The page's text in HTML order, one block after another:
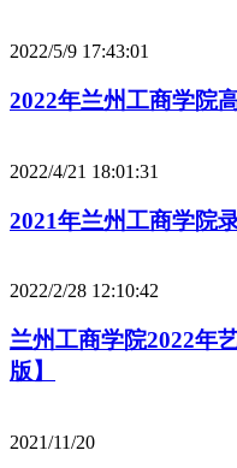
2022/5/9 17:43:01
2022年兰州工商学院
2022/4/21 18:01:31
2021年兰州工商学院
2022/2/28 12:10:42
兰州工商学院2022年
版】
2021/11/20